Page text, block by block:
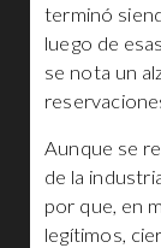
terminó
luego de
se nota un
Aunque se
de la
por que, en
legítimos,